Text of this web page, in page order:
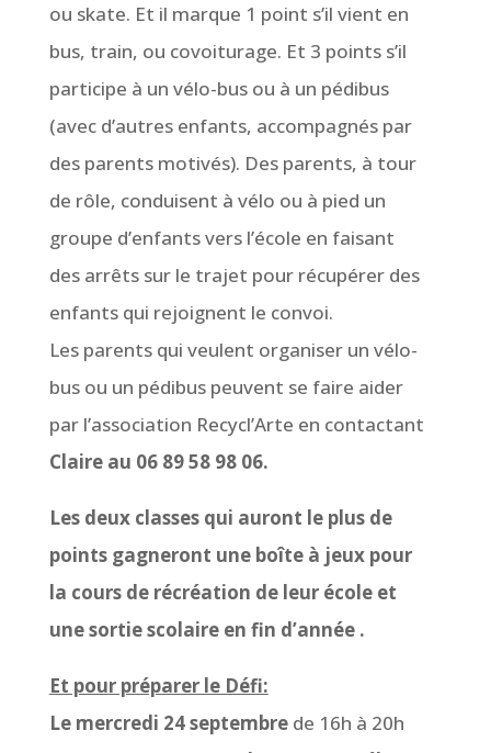
ou skate. Et il marque 1 point s’il vient en
bus, train, ou covoiturage. Et 3 points s’il
participe à un vélo-bus ou à un pédibus
(avec d’autres enfants, accompagnés par
des parents motivés). Des parents, à tour
de rôle, conduisent à vélo ou à pied un
groupe d’enfants vers l’école en faisant
des arrêts sur le trajet pour récupérer des
enfants qui rejoignent le convoi.
Les parents qui veulent organiser un vélo-
bus ou un pédibus peuvent se faire aider
par l’association Recycl’Arte en contactant
Claire au 06 89 58 98 06.
Les deux classes qui auront le plus de
points gagneront une boîte à jeux pour
la cours de récréation de leur école et
une sortie scolaire en fin d’année .
Et pour préparer le Défi:
Le mercredi 24 septembrede 16h à 20h